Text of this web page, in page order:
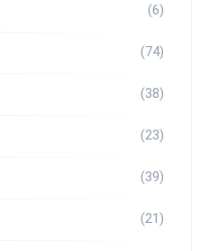
(6)
(74)
(38)
(23)
(39)
(21)